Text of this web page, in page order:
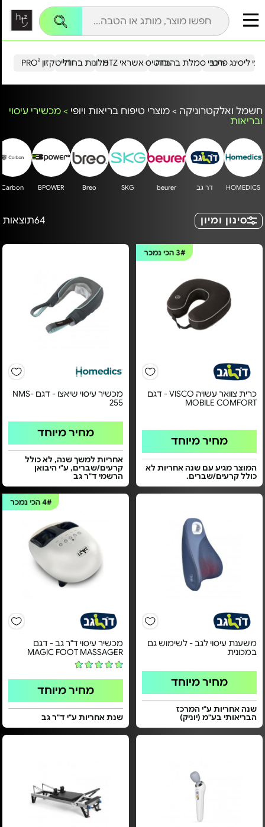
הייטקזון PRO²מלונות בחו"ל כרטיס אשראי HTZ ליסינג פרטירכבי סמלת בהנחה
חשמל ואלקטרוניקה > מוצרי טיפוח בריאות ויופי > מכשירי עיסוי
ובריאות
HOMEDICS דר גב beurer
SKG
Breo
BPOWER
Carbon
סינון ומיון 64תוצאות
3#הכי נמכר
כרית צוואר עשויה VISCO - דגם
MOBILE COMFORT
מחיר מיוחד
המוצר מגיע עם שנה אחריות לא
כולל קרעים/שברים.
מכשיר עיסוי שיאצו - דגם NMS-
255
מחיר מיוחד
אחריות למשך שנה, לא כולל
קרעים/שברים, ע"י היבואן
הרשמי ד"ר גב
משענת עיסוי לגב - לשימוש גם
במכונית
מחיר מיוחד
שנה אחריות ע"י המרכז
הבריאותי בע"מ (יוניק)
4#הכי נמכר
מכשיר עיסוי ד"ר גב - דגם
MAGIC FOOT MASSAGER
מחיר מיוחד
שנת אחריות ע"י ד"ר גב